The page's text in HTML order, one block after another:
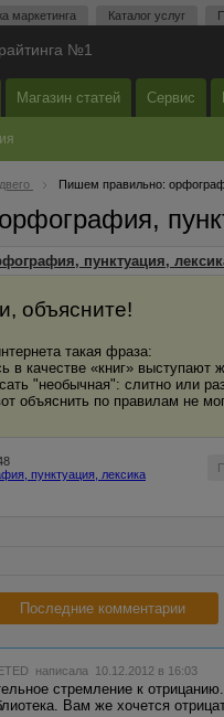
маркетинга Каталог услуг
№1
Магазин статей Сервис
Пишем правильно:
пунктуация,
объясните!
такая фраза:
в качестве «книг»
"необычная": слитно или
объяснить по правилам не
пунктуация, лексика
Последние комментарии
написала 10.12.2012 в 16:03
стремление к
Вам же хочется